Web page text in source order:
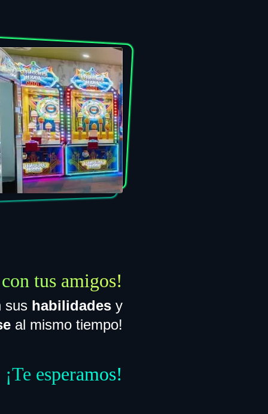
tus amigos!
sus habilidadesy
al mismo tiempo!
¡Te esperamos!